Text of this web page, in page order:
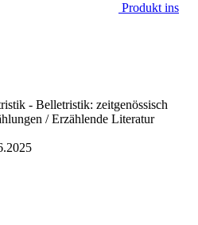
Produkt ins
- Belletristik: zeitgenössisch
/ Erzählende Literatur